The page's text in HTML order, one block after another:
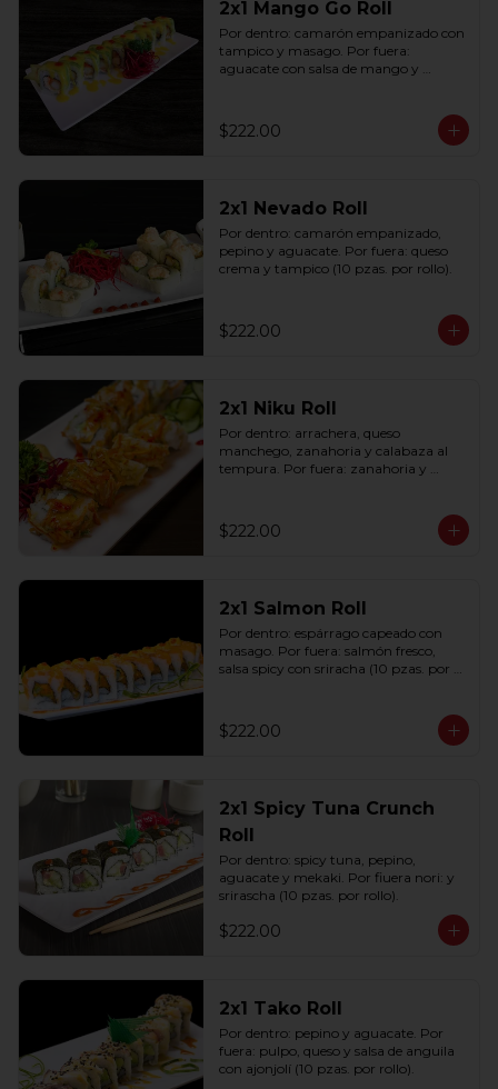
2x1 Mango Go Roll
Por dentro: camarón empanizado con
tampico y masago. Por fuera:
aguacate con salsa de mango y
$222.00
2x1 Nevado Roll
Por dentro: camarón empanizado,
pepino y aguacate. Por fuera: queso
crema y tampico (10 pzas. por rollo).
$222.00
2x1 Niku Roll
Por dentro: arrachera, queso
manchego, zanahoria y calabaza al
tempura. Por fuera: zanahoria y
$222.00
2x1 Salmon Roll
Por dentro: espárrago capeado con
masago. Por fuera: salmón fresco,
salsa spicy con sriracha (10 pzas. por
$222.00
2x1 Spicy Tuna Crunch
Roll
Por dentro: spicy tuna, pepino,
aguacate y mekaki. Por fiuera nori: y
srirascha (10 pzas. por rollo).
$222.00
2x1 Tako Roll
Por dentro: pepino y aguacate. Por
fuera: pulpo, queso y salsa de anguila
con ajonjolí (10 pzas. por rollo).